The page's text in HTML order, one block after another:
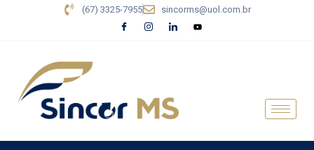
(67) 3325-7955 sincorms@uol.com.br